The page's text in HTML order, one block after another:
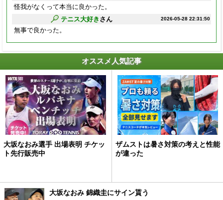
怪我がなくって本当に良かった。
2026-05-28 22:31:50
テニス大好き さん
無事で良かった。
オススメ人気記事
大坂なおみ選手 出場表明 チケッ
ト先行販売中
ザムストは暑さ対策の考えと性能
が違った
大坂なおみ 錦織圭にサイン貰う